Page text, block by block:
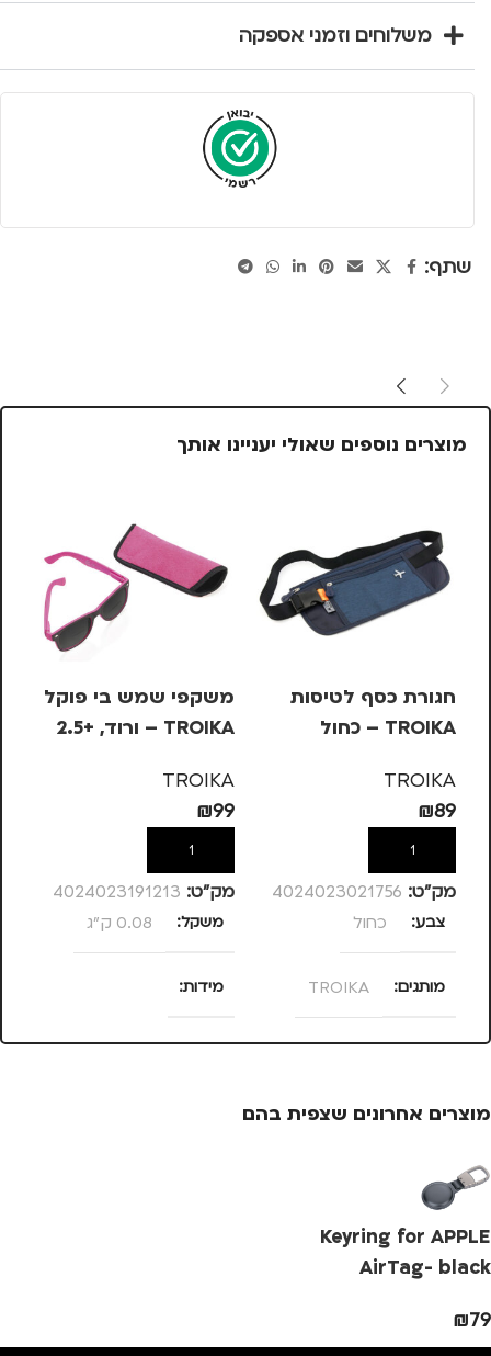
משלוחים וזמני אספקה
שתף:
מוצרים נוספים שאולי יעניינו אותך
חגורת כסף לטיסות
TROIKA – כחול
TROIKA
₪89
הוספה לסל
מק”ט: 4024023021756
צבע כחול
מותגים TROIKA
מתאים ל
גברים ,חיילים ,טיולים
משקפי שמש בי פוקל
TROIKA – ורוד, +2.5
TROIKA
₪99
הוספה לסל
מק”ט: 4024023191213
משקל 0.08 ק"ג
מידות
25 × 13.5 × 4
מוצרים אחרונים שצפית בהם
Keyring for APPLE
AirTag- black
₪79